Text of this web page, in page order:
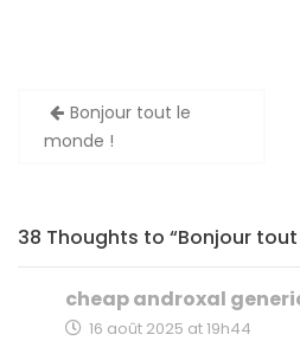
Bonjour tout le
monde !
38 Thoughts to “Bonjour
cheap androxal
16 août 2025 at 19h44